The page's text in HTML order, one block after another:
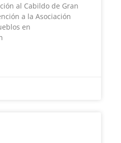
al Cabildo de Gran
a la Asociación
en